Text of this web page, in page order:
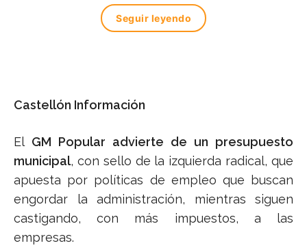
Seguir leyendo
Castellón Información
El GM Popular advierte de un presupuesto
municipal, con sello de la izquierda radical, que
apuesta por políticas de empleo que buscan
engordar la administración, mientras siguen
castigando, con más impuestos, a las
empresas.